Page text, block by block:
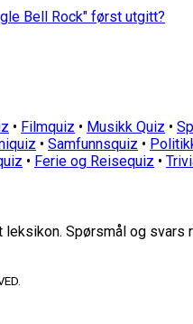
Bell Rock" først utgitt?
• Filmquiz • Musikk Quiz •
• Samfunnsquiz •
• Ferie og Reisequiz •
Spørsmål og